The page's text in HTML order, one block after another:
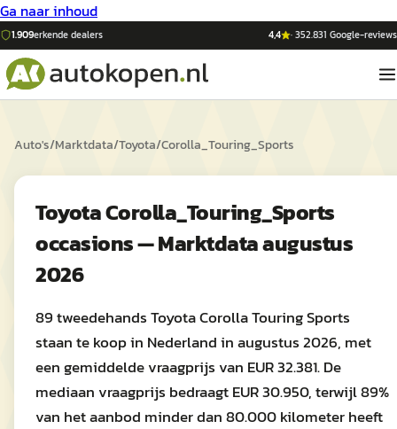
Ga naar inhoud
1.909erkende dealers 4,4 ·352.831 Google-reviews
Auto's/Marktdata/Toyota/Corolla_Touring_Sports
Toyota Corolla_Touring_Sports
occasions — Marktdata augustus
2026
89 tweedehands Toyota Corolla Touring Sports
staan te koop in Nederland in augustus 2026, met
een gemiddelde vraagprijs van EUR 32.381. De
mediaan vraagprijs bedraagt EUR 30.950, terwijl 89%
van het aanbod minder dan 80.000 kilometer heeft